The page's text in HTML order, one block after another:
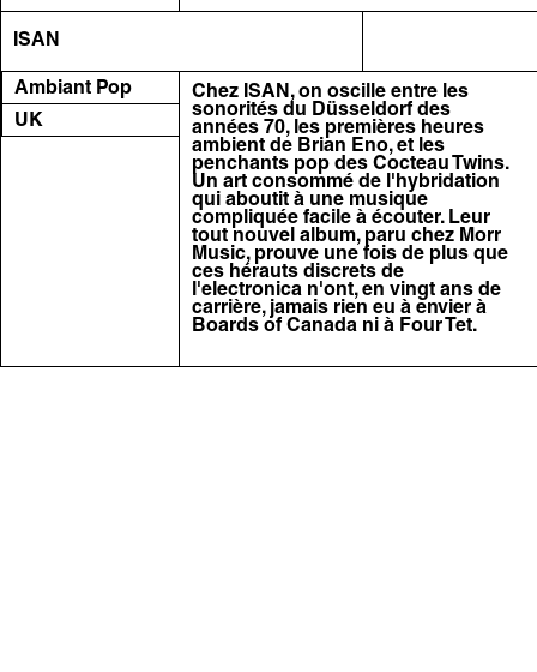
ISAN
Ambiant Pop
UK
Chez ISAN, on oscille entre les
sonorités du Düsseldorf des
années 70, les premières heures
ambient de Brian Eno, et les
penchants pop des Cocteau Twins.
Un art consommé de l'hybridation
qui aboutit à une musique
compliquée facile à écouter. Leur
tout nouvel album, paru chez Morr
Music, prouve une fois de plus que
ces hérauts discrets de
l'electronica n'ont, en vingt ans de
carrière, jamais rien eu à envier à
Boards of Canada ni à Four Tet.